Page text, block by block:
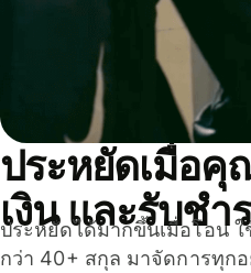
ประหยัดเมื่อคุ
เงิน และรับชำ
ประหยัดได้มากขึ้นเมื่อโอน ใ
กว่า 40+ สกุล มาจัดการทุก